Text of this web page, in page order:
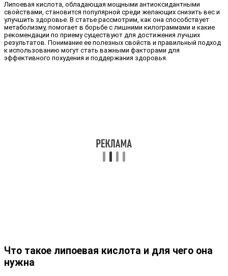
Липоевая кислота, обладающая мощными антиоксидантными
свойствами, становится популярной среди желающих снизить вес и
улучшить здоровье. В статье рассмотрим, как она способствует
метаболизму, помогает в борьбе с лишними килограммами и какие
рекомендации по приему существуют для достижения лучших
результатов. Понимание ее полезных свойств и правильный подход
к использованию могут стать важными факторами для
эффективного похудения и поддержания здоровья.
Что такое липоевая кислота и для чего она
нужна